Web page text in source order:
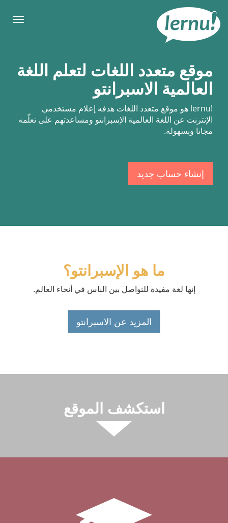
المحتويات
قائمة
موقع متعدد اللغات لتعلم اللغة
العالمية الاسبرانتو
lernu! هو موقع متعدد اللغات هدفه إعلام مستخدمي
الإنترنت عن اللغة العالمية الإسبرانتو ومساعدتهم على تعلّمه
مجانا وبسهولة.
إنشاء حساب جديد
ما هو الإسبرانتو؟
إنها لغة مفيدة للتواصل بين الناس في أنحاء العالم.
المزيد عن الاسبرانتو
استكشف الموقع